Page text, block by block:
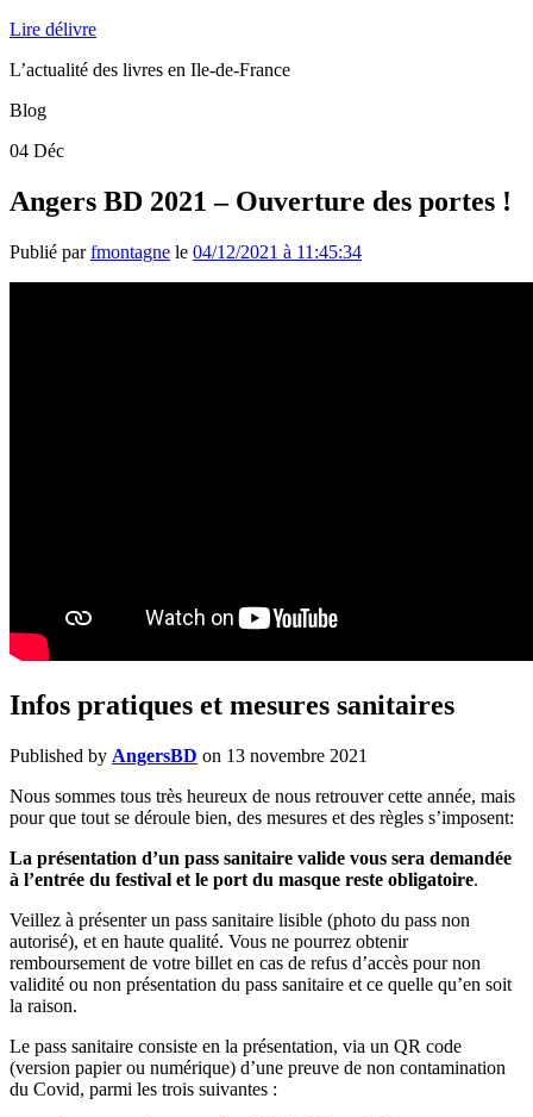
Lire délivre
L’actualité des livres en Ile-de-France
Blog
04 Déc
Angers BD 2021 – Ouverture des portes !
Publié parfmontagne le 04/12/2021 à 11:45:34
Infos pratiques et mesures sanitaires
Published by AngersBD on 13 novembre 2021
Nous sommes tous très heureux de nous retrouver cette année, mais
pour que tout se déroule bien, des mesures et des règles s’imposent:
La présentation d’un pass sanitaire valide vous sera demandée
à l’entrée du festival et le port du masque reste obligatoire.
Veillez à présenter un pass sanitaire lisible (photo du pass non
autorisé), et en haute qualité. Vous ne pourrez obtenir
remboursement de votre billet en cas de refus d’accès pour non
validité ou non présentation du pass sanitaire et ce quelle qu’en soit
la raison.
Le pass sanitaire consiste en la présentation, via un QR code
(version papier ou numérique) d’une preuve de non contamination
du Covid, parmi les trois suivantes :